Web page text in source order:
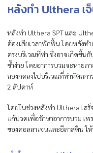
หลังทำ Ulthera เ
หลังทำ Ulthera SPT และ
ต้องเสียเวลาพักฟื้น โดยหลังท
ตรงบริเวณที่ทำ ซึ่งอาจเกิดขึ้น
ช้ำง่าย โดยอาการบวมจะหายภ
ลองกดลงไปบริเวณที่ทำหัตถกา
2 สัปดาห์
โดยในช่วงหลังทำ Ulthera เส
แก้ปวดเพื่อรักษาอาการบวม เ
ของคอลลาเจนและอีลาสติน ใ